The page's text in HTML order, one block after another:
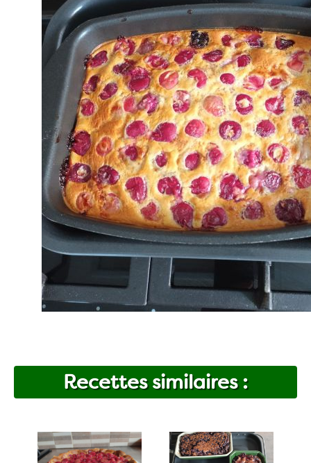
Recettes similaires :